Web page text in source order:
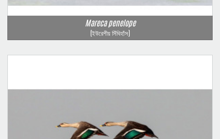
Mareca penelope
(ইউরেশীয় সিঁথিহাঁস)